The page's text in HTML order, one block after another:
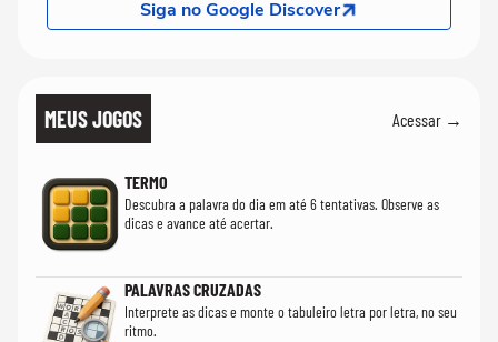
Siga no Google Discover
MEUS JOGOS Acessar →
TERMO
Descubra a palavra do dia em até 6 tentativas. Observe as
dicas e avance até acertar.
PALAVRAS CRUZADAS
Interprete as dicas e monte o tabuleiro letra por letra, no seu
ritmo.